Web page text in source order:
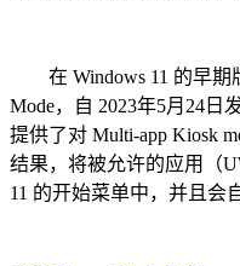
在 Windows 11 的早期
Mode，自 2023年5月24日
提供了对 Multi-app Kiosk
结果，将被允许的应用（
11 的开始菜单中，并且会